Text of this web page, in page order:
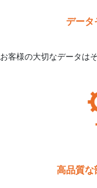
データ
お客様の大切なデータは
高品質な